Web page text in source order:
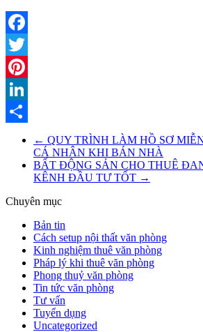
Facebook
Twitter
Pinterest
LinkedIn
← QUY TRÌNH LÀM HỒ SƠ
CÁ NHÂN KHI BÁN NHÀ
BẤT ĐỘNG SẢN CHO THUÊ
KÊNH ĐẦU TƯ TỐT →
Chuyên mục
Bản tin
Cách setup nội thất văn phòng
Kinh nghiệm thuê văn phòng
Pháp lý khi thuê văn phòng
Phong thuỷ văn phòng
Tin tức văn phòng
Tư vấn
Tuyển dụng
Uncategorized